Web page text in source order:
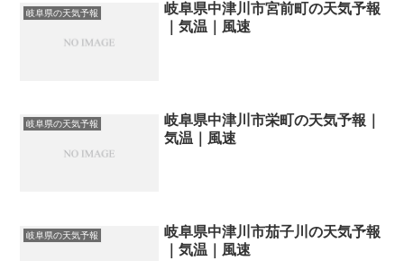
岐阜県の天気予報
岐阜県中津川市宮前町の天気予報
｜気温｜風速
岐阜県の天気予報
岐阜県中津川市栄町の天気予報｜
気温｜風速
岐阜県の天気予報
岐阜県中津川市茄子川の天気予報
｜気温｜風速